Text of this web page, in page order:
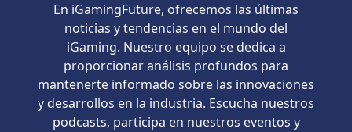
En iGamingFuture, ofrecemos las últimas
noticias y tendencias en el mundo del
iGaming. Nuestro equipo se dedica a
proporcionar análisis profundos para
mantenerte informado sobre las innovaciones
y desarrollos en la industria. Escucha nuestros
podcasts, participa en nuestros eventos y